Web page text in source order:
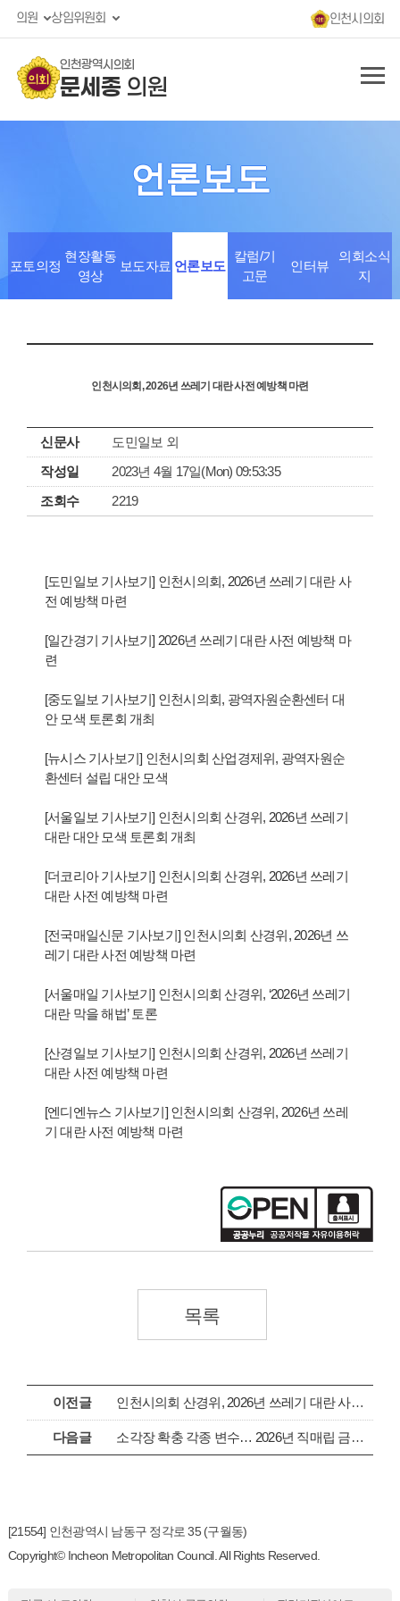
의원 상임위원회 인천시의회
인천광역시의회
문세종 의원
언론보도
포토의정
현장활동
영상
보도자료 언론보도
칼럼/기
고문
인터뷰
의회소식
지
인천시의회, 2026년 쓰레기 대란 사전 예방책 마련
신문사
도민일보 외
작성일
2023년 4월 17일(Mon) 09:53:35
조회수
2219
[도민일보 기사보기] 인천시의회, 2026년 쓰레기 대란 사
전 예방책 마련
[일간경기 기사보기] 2026년 쓰레기 대란 사전 예방책 마
련
[중도일보 기사보기] 인천시의회, 광역자원순환센터 대
안 모색 토론회 개최
[뉴시스 기사보기] 인천시의회 산업경제위, 광역자원순
환센터 설립 대안 모색
[서울일보 기사보기] 인천시의회 산경위, 2026년 쓰레기
대란 대안 모색 토론회 개최
[더코리아 기사보기] 인천시의회 산경위, 2026년 쓰레기
대란 사전 예방책 마련
[전국매일신문 기사보기] 인천시의회 산경위, 2026년 쓰
레기 대란 사전 예방책 마련
[서울매일 기사보기] 인천시의회 산경위, ‘2026년 쓰레기
대란 막을 해법’ 토론
[산경일보 기사보기] 인천시의회 산경위, 2026년 쓰레기
대란 사전 예방책 마련
[엔디엔뉴스 기사보기] 인천시의회 산경위, 2026년 쓰레
기 대란 사전 예방책 마련
목록
이전글 인천시의회 산경위, 2026년 쓰레기 대란 사전 예방책 마련
다음글 소각장 확충 각종 변수… 2026년 직매립 금지 시간표 못 지킬듯
[21554] 인천광역시 남동구 정각로 35 (구월동)
Copyright© Incheon Metropolitan Council. All Rights Reserved.